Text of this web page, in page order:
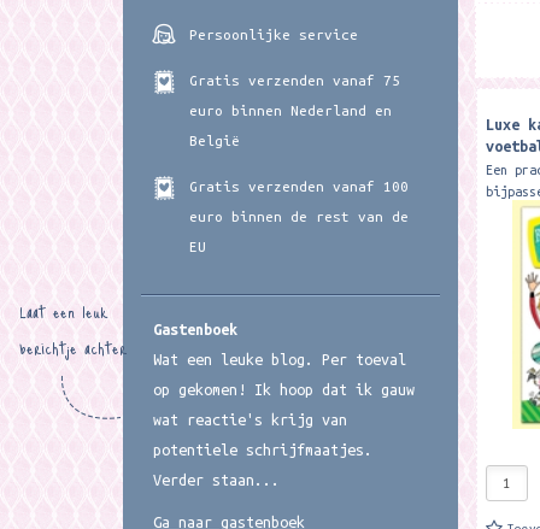
Luxe
Een
is
met
17,8
Persoonlijke service
Gratis verzenden vanaf 75
euro binnen Nederland en
België
Gratis verzenden vanaf 100
euro binnen de rest van de
EU
Gastenboek
Wat een leuke blog. Per toeval
op gekomen! Ik hoop dat ik gauw
wat reactie's krijg van
potentiele schrijfmaatjes.
Verder staan...
Laat een leuk
berichtje achter
Ga naar gastenboek